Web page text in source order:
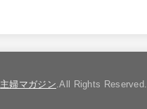
主婦マガジン.All Rights Reserved.